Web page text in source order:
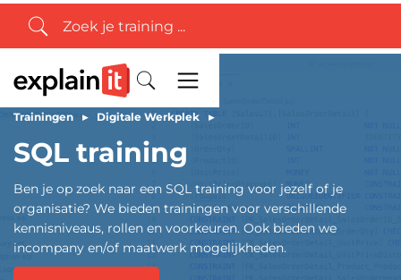
Trainingen ▸ Digitale Werkplek ▸
SQL training
Ben je op zoek naar een SQL training voor jezelf of je
organisatie? We bieden trainingen voor verschillende
kennisniveaus, rollen en voorkeuren. Ook bieden we
incompany en/of maatwerk mogelijkheden.